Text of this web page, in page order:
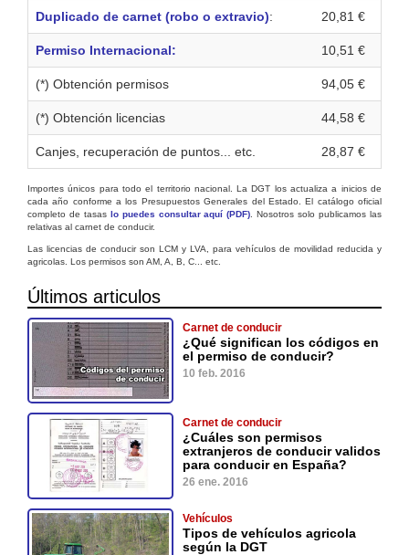
Duplicado de carnet (robo o extravio): 20,81 €
Permiso Internacional: 10,51 €
(*) Obtención permisos 94,05 €
(*) Obtención licencias 44,58 €
Canjes, recuperación de puntos... etc. 28,87 €
Importes únicos para todo el territorio nacional. La DGT los actualiza a inicios de
cada año conforme a los Presupuestos Generales del Estado. El catálogo oficial
completo de tasas lo puedes consultar aquí (PDF) . Nosotros solo publicamos las
relativas al carnet de conducir.
Las licencias de conducir son LCM y LVA, para vehículos de movilidad reducida y
agricolas. Los permisos son AM, A, B, C... etc.
Últimos articulos
Carnet de conducir
¿Qué significan los códigos en
el permiso de conducir?
10 feb. 2016
Carnet de conducir
¿Cuáles son permisos
extranjeros de conducir validos
para conducir en España?
26 ene. 2016
Vehículos
Tipos de vehículos agricola
según la DGT